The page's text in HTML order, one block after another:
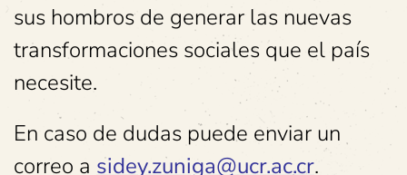
sus hombros de generar las nuevas
transformaciones sociales que el país
necesite.
En caso de dudas puede enviar un
correo a sidey.zuniga@ucr.ac.cr.